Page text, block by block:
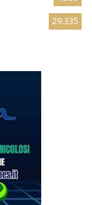
29.335